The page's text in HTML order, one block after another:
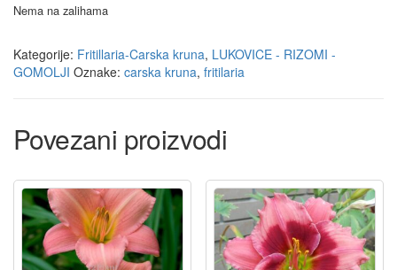
Nema na zalihama
Kategorije: Fritillaria-Carska kruna, LUKOVICE - RIZOMI -
GOMOLJI Oznake: carska kruna, fritilaria
Povezani proizvodi